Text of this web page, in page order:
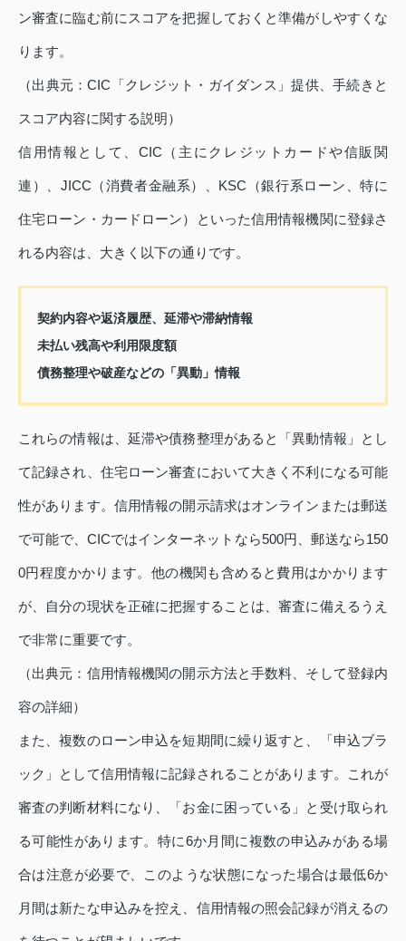
ン審査に臨む前にスコアを把握しておくと準備がしやすくな
ります。
（出典元：CIC「クレジット・ガイダンス」提供、手続きと
スコア内容に関する説明）
信用情報として、CIC（主にクレジットカードや信販関
連）、JICC（消費者金融系）、KSC（銀行系ローン、特に
住宅ローン・カードローン）といった信用情報機関に登録さ
れる内容は、大きく以下の通りです。
契約内容や返済履歴、延滞や滞納情報
未払い残高や利用限度額
債務整理や破産などの「異動」情報
これらの情報は、延滞や債務整理があると「異動情報」とし
て記録され、住宅ローン審査において大きく不利になる可能
性があります。信用情報の開示請求はオンラインまたは郵送
で可能で、CICではインターネットなら500円、郵送なら150
0円程度かかります。他の機関も含めると費用はかかります
が、自分の現状を正確に把握することは、審査に備えるうえ
で非常に重要です。
（出典元：信用情報機関の開示方法と手数料、そして登録内
容の詳細）
また、複数のローン申込を短期間に繰り返すと、「申込ブラ
ック」として信用情報に記録されることがあります。これが
審査の判断材料になり、「お金に困っている」と受け取られ
る可能性があります。特に6か月間に複数の申込みがある場
合は注意が必要で、このような状態になった場合は最低6か
月間は新たな申込みを控え、信用情報の照会記録が消えるの